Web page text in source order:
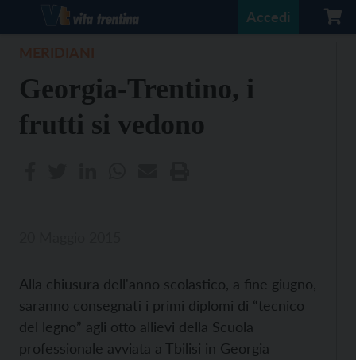
Accedi
Georgia-Trentino, i
frutti si vedono
Alla chiusura dell'anno scolastico, a fine giugno,
saranno consegnati i primi diplomi di “tecnico
del legno” agli otto allievi della Scuola
professionale avviata a Tbilisi in Georgia